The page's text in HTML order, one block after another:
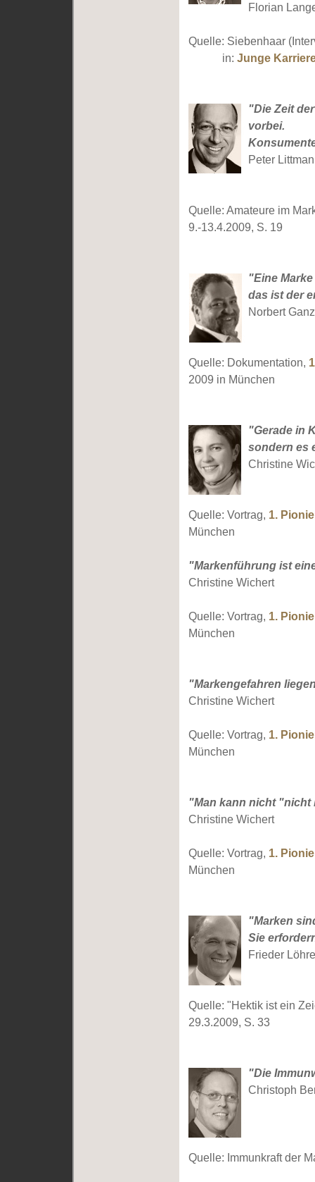
Florian
Quelle: Siebenhaar
in: Junge
"Die Zeit
vorbei.
Peter
Quelle: Amateure im
9.-13.4.2009, S. 19
"Eine
das ist der
Norbert
Quelle: Dokumentation,
2009 in München
"Gerade in
sondern es
Christine
Quelle: Vortrag, 1.
München
"Markenführung ist
Christine Wichert
Quelle: Vortrag, 1.
München
"Markengefahren
Christine Wichert
Quelle: Vortrag, 1.
München
"Man kann nicht "nicht
Christine Wichert
Quelle: Vortrag, 1.
München
"Marken
Sie
Frieder
Quelle: "Hektik ist ein
29.3.2009, S. 33
"Die
Christoph
Quelle: Immunkraft der